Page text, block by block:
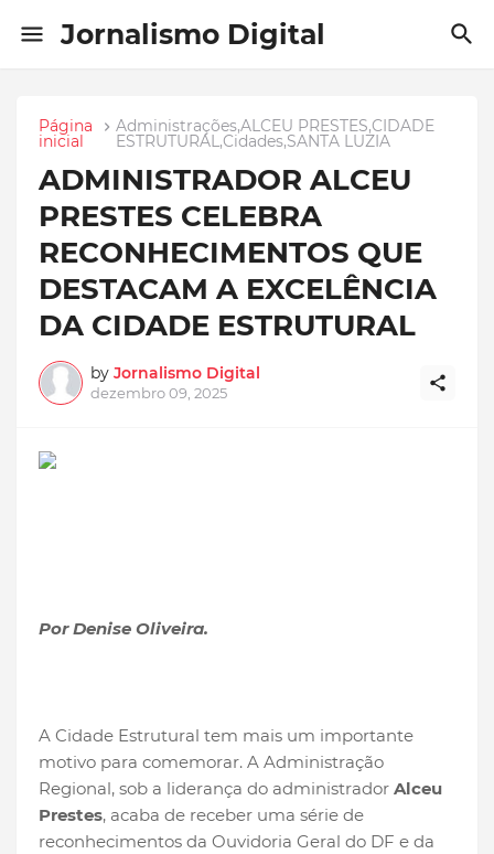
Jornalismo Digital
Página
inicial
Administrações,ALCEU PRESTES,CIDADE
ESTRUTURAL,Cidades,SANTA LUZIA
ADMINISTRADOR ALCEU
PRESTES CELEBRA
RECONHECIMENTOS QUE
DESTACAM A EXCELÊNCIA
DA CIDADE ESTRUTURAL
by Jornalismo Digital
dezembro 09, 2025
Por Denise Oliveira.
A Cidade Estrutural tem mais um importante
motivo para comemorar. A Administração
Regional, sob a liderança do administrador Alceu
Prestes, acaba de receber uma série de
reconhecimentos da Ouvidoria Geral do DF e da